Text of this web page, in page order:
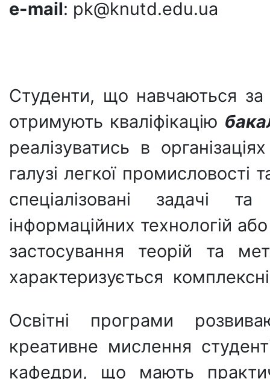
e-mail: pk@knutd.edu.ua
Студенти, що навчаються за
отримують кваліфікацію
реалізуватись в
галузі легкої промисловості
спеціалізовані задачі
інформаційних технологій
застосування теорій та
характеризується
Освітні програми
креативне мислення
кафедри, що мають